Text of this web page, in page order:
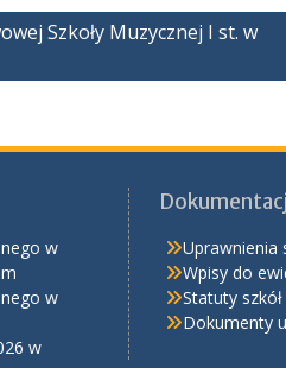
Szkoły Muzycznej I st. w
w
w
w
Uprawnienia
Wpisy do
Statuty
Dokumenty